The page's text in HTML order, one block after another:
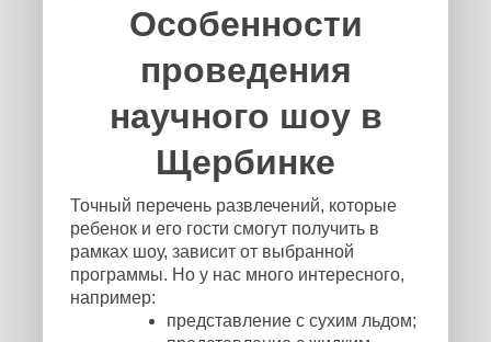
Особенности
проведения
научного шоу в
Щербинке
Точный перечень развлечений, которые
ребенок и его гости смогут получить в
рамках шоу, зависит от выбранной
программы. Но у нас много интересного,
например:
представление с сухим льдом;